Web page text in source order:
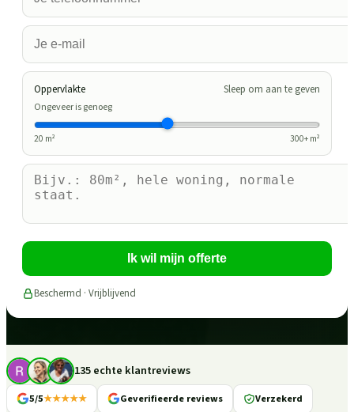
Oppervlakte Sleep om aan te geven
Ongeveer is genoeg
20 m² 300+ m²
Ik wil mijn offerte
Beschermd · Vrijblijvend
135 echte klantreviews
5/5★★★★★ Geverifieerde reviews Verzekerd